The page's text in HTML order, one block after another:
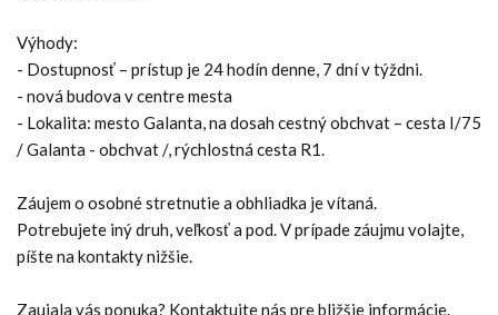
Výhody:
- Dostupnosť – prístup je 24 hodín denne, 7 dní v týždni.
- nová budova v centre mesta
- Lokalita: mesto Galanta, na dosah cestný obchvat – cesta I/75
/ Galanta - obchvat /, rýchlostná cesta R1.
Záujem o osobné stretnutie a obhliadka je vítaná.
Potrebujete iný druh, veľkosť a pod. V prípade záujmu volajte,
píšte na kontakty nižšie.
Zaujala vás ponuka? Kontaktujte nás pre bližšie informácie.